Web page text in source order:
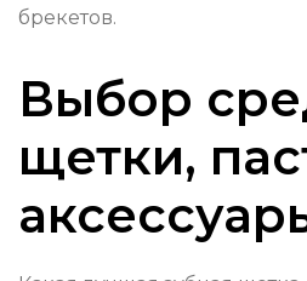
брекетов.
Выбор
щетки,